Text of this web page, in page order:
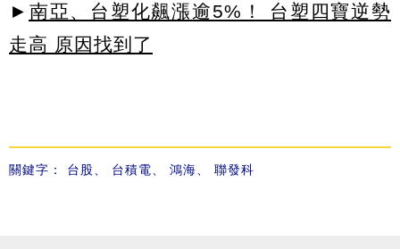
► 南亞、台塑化飆漲逾5%！ 台塑四寶逆勢
走高 原因找到了
關鍵字： 台股 台積電 鴻海 聯發科